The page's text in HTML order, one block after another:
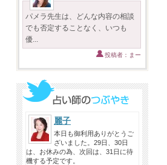
パメラ先生は、どんな内容の相談
でも否定することなく、いつも
優...
投稿者：まー
麗子
本日も御利用ありがとうご
ざいました。29日、30日
は、お休みの為、次回は、31日に待
機する予定です。